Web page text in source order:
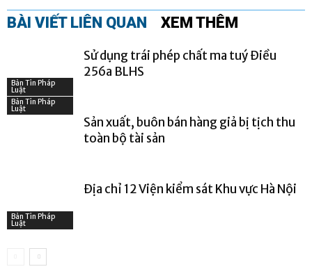
BÀI VIẾT LIÊN QUAN XEM THÊM
Bản Tin Pháp
Luật
Sử dụng trái phép chất ma tuý Điều
256a BLHS
Bản Tin Pháp
Luật
Sản xuất, buôn bán hàng giả bị tịch thu
toàn bộ tài sản
Bản Tin Pháp
Luật
Địa chỉ 12 Viện kiểm sát Khu vực Hà Nội